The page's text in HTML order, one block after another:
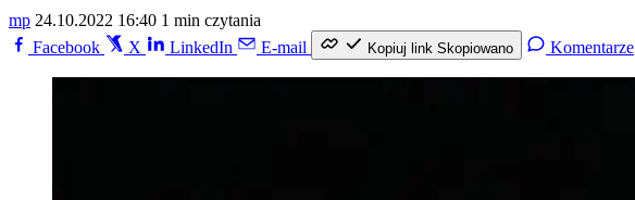
mp 24.10.2022 16:40 1 min czytania
Facebook
X LinkedIn E-mail Kopiuj link Skopiowano Komentarze